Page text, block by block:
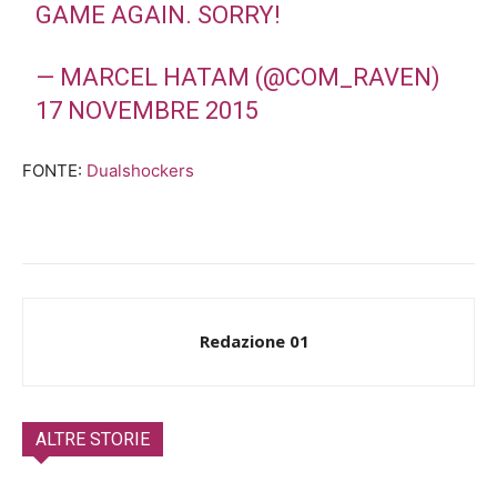
GAME AGAIN. SORRY!
— MARCEL HATAM (@COM_RAVEN)
17 NOVEMBRE 2015
FONTE: Dualshockers
Redazione 01
ALTRE STORIE